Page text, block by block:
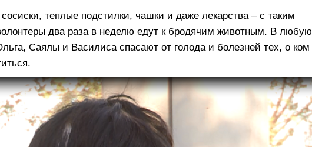
теплые подстилки, чашки и даже лекарства – с таким
два раза в неделю едут к бродячим животным. В любую
Саялы и Василиса спасают от голода и болезней тех, о ком